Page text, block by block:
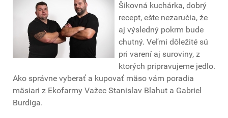
Šikovná kuchárka, dobrý
recept, ešte nezaručia, že
aj výsledný pokrm bude
chutný. Veľmi dôležité sú
pri varení aj suroviny, z
ktorých pripravujeme jedlo.
Ako správne vyberať a kupovať mäso vám poradia
mäsiari z Ekofarmy Važec Stanislav Blahut a Gabriel
Burdiga.